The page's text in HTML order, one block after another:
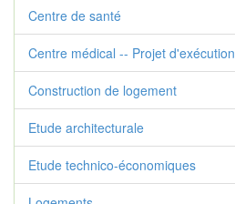
Centre de santé
Centre médical -- Projet d'exécution
Construction de logement
Etude architecturale
Etude technico-économiques